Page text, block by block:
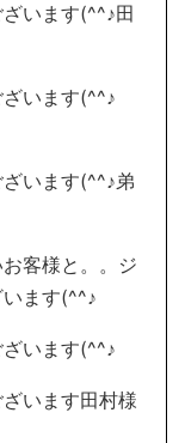
います(^^♪田
ざいます(^^♪
います(^^♪弟
客様と。。ジ
ます(^^♪
います(^^♪
います田村様